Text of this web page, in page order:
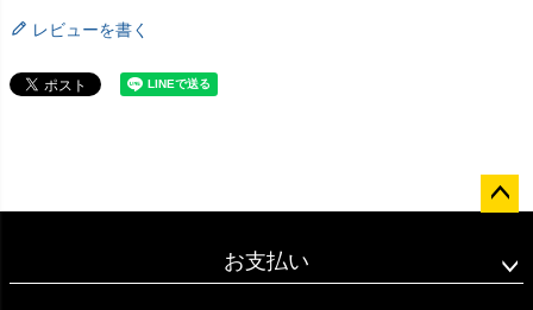
レビューを書く
ップ
お支払い